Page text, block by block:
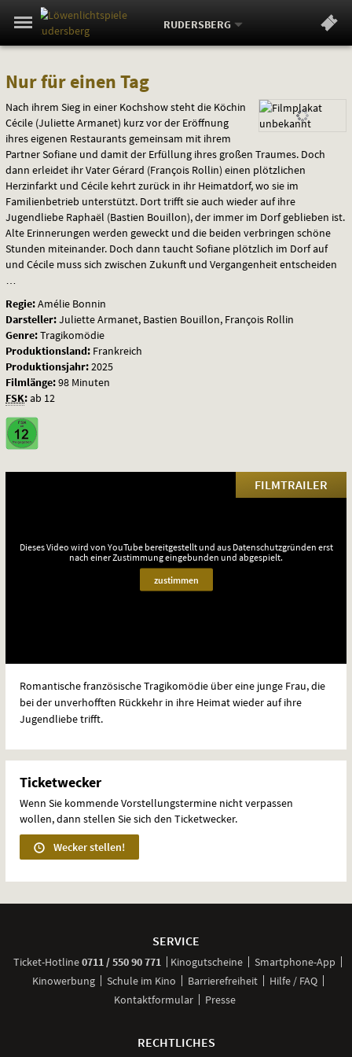
Springe
zum
,zum
.
Navigation
Service
Menü
Gehe
zur
Startseite:
Standortauswahl
Standort:
RUDERSBERG
Nur
für
einen
Tag
Nur für einen Tag
Nach ihrem Sieg in einer Kochshow steht die Köchin
Cécile (Juliette Armanet) kurz vor der Eröffnung
ihres eigenen Restaurants gemeinsam mit ihrem
Partner Sofiane und damit der Erfüllung ihres großen Traumes. Doch
dann erleidet ihr Vater Gérard (François Rollin) einen plötzlichen
Herzinfarkt und Cécile kehrt zurück in ihr Heimatdorf, wo sie im
Familienbetrieb unterstützt. Dort trifft sie auch wieder auf ihre
Jugendliebe Raphaël (Bastien Bouillon), der immer im Dorf geblieben ist.
Alte Erinnerungen werden geweckt und die beiden verbringen schöne
Stunden miteinander. Doch dann taucht Sofiane plötzlich im Dorf auf
und Cécile muss sich zwischen Zukunft und Vergangenheit entscheiden
Regie:Amélie Bonnin
Darsteller:Juliette Armanet, Bastien Bouillon, François Rollin
Genre:Tragikomödie
Produktionsland: Frankreich
Produktionsjahr:2025
Filmlänge:98 Minuten
FSK:ab 12
FILMTRAILER
Dieses Video wird von YouTube bereitgestellt und aus Datenschutzgründen erst
nach einer Zustimmung eingebunden und abgespielt.
zustimmen
Romantische französische Tragikomödie über eine junge Frau, die
bei der unverhofften Rückkehr in ihre Heimat wieder auf ihre
Jugendliebe trifft.
Ticketwecker
Wenn Sie kommende Vorstellungstermine nicht verpassen
wollen, dann stellen Sie sich den Ticketwecker.
Wecker stellen!
SERVICE
Ticket-Hotline0711 / 550 90 771 anrufen
Kinogutscheine
Smartphone-App
Kinowerbung
Schule im Kino Barrierefreiheit
Hilfe / FAQ
Kontaktformular
Presse
RECHTLICHES